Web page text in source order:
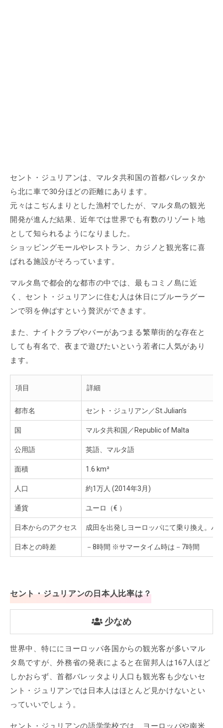
セント・ジュリアンは、マルタ共和国の首都バレッタか
ら北に車で30分ほどの距離にあります。
元々はこぢんまりとした漁村でしたが、マルタ島の観光
開発が進んだ結果、近年では世界でも有数のリゾート地
として知られるようになりました。
ショッピングモールやレストラン、カジノと観光客に喜
ばれる施設がそろっています。
マルタ島で都会的な都市の中では、最もコミノ島に近
く、セント・ジュリアンに住む人は休日にブルーラグー
ンで羽を伸ばすという贅沢ができます。
また、ナイトクラブやバーがあつまる繁華街的な存在と
しても有名で、夜まで遊びたいという若者に人気があり
ます。
項目 詳細
都市名 セント・ジュリアン／St.Julian’s
国 マルタ共和国／Republic of Malta
公用語 英語、マルタ語
面積 1.6 km²
人口 約1万人 (2014年3月)
通貨 ユーロ（€ ）
日本からのアクセス 成田を出発しヨーロッパにて乗り換え。バ
日本との時差 －8時間 ※サマータイム時は－7時間
セント・ジュリアンの日本人比率は？
少なめ
世界中、特ににヨーロッパ各国からの観光客が多いマル
タ島ですが、外務省の発表によると在留邦人は167人ほど
しかおらず、首都バレッタより人口も観光客も少ないセ
ント・ジュリアンでは日本人はほとんど見かけないとい
っていいでしょう。
セント・ジュリアンの語学学校では、ヨーロッパや南米